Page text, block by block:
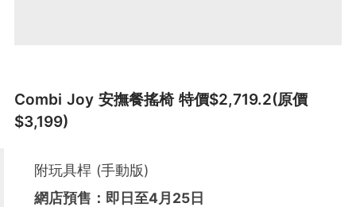
Combi Joy 安撫餐搖椅 特價$2,719.2(原價
$3,199)
附玩具桿 (手動版)
網店預售：即日至4月25日